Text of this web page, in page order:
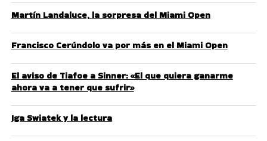
Martín Landaluce, la sorpresa del Miami Open
Francisco Cerúndolo va por más en el Miami Open
El aviso de Tiafoe a Sinner: «El que quiera ganarme
ahora va a tener que sufrir»
Iga Swiatek y la lectura